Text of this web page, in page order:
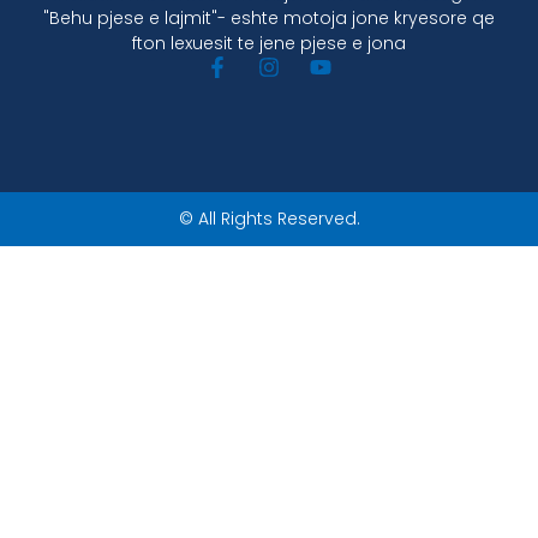
"Behu pjese e lajmit"- eshte motoja jone kryesore qe
fton lexuesit te jene pjese e jona
© All Rights Reserved.